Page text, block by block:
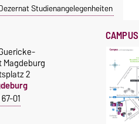
Studienangelegenheiten
2
01
CAMPUS